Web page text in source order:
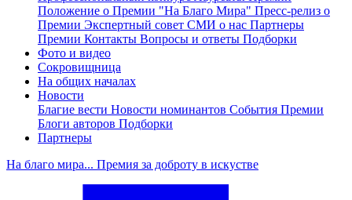
Положение о Премии "На Благо Мира" Пресс-релиз о
Премии Экспертный совет СМИ о нас Партнеры
Премии Контакты Вопросы и ответы Подборки
Фото и видео
Сокровищница
На общих началах
Новости
Благие вести Новости номинантов События Премии
Блоги авторов Подборки
Партнеры
На благо мира... Премия за доброту в искустве